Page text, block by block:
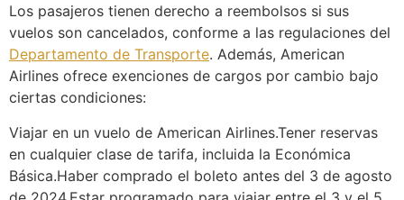
Los pasajeros tienen derecho a reembolsos si sus
vuelos son cancelados, conforme a las regulaciones del
Departamento de Transporte. Además, American
Airlines ofrece exenciones de cargos por cambio bajo
ciertas condiciones:
Viajar en un vuelo de American Airlines.Tener reservas
en cualquier clase de tarifa, incluida la Económica
Básica.Haber comprado el boleto antes del 3 de agosto